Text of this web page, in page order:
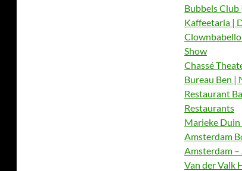
Bubbels
Kaffeetaria |
Show
Chassé
Bureau Ben |
Restaurant
Restaurants
Marieke Duin
Amsterdam
Amsterdam
Van der Valk